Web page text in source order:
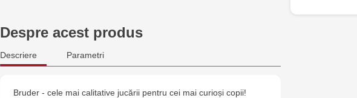
6
Despre acest produs
Descriere Parametri
Bruder - cele mai calitative jucării pentru cei mai curioși copii!